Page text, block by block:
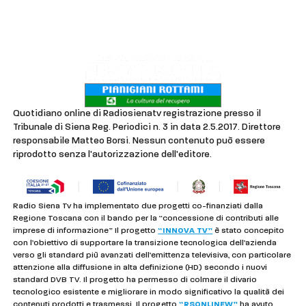
Quotidiano online di Radiosienatv registrazione presso il
Tribunale di Siena Reg. Periodici n. 3 in data 2.5.2017. Direttore
responsabile Matteo Borsi. Nessun contenuto può essere
riprodotto senza l'autorizzazione dell'editore.
Radio Siena Tv ha implementato due progetti co-finanziati dalla
Regione Toscana con il bando per la “concessione di contributi alle
imprese di informazione” Il progetto“INNOVA TV” è stato concepito
con l’obiettivo di supportare la transizione tecnologica dell’azienda
verso gli standard più avanzati dell’emittenza televisiva, con particolare
attenzione alla diffusione in alta definizione (HD) secondo i nuovi
standard DVB TV. Il progetto ha permesso di colmare il divario
tecnologico esistente e migliorare in modo significativo la qualità dei